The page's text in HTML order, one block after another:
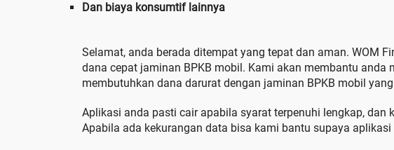
Dan biaya konsumtif lainnya
Selamat, anda berada ditempat yang tepat dan aman. WOM
dana cepat jaminan BPKB mobil. Kami akan membantu anda
membutuhkan dana darurat dengan jaminan BPKB mobil
Aplikasi anda pasti cair apabila syarat terpenuhi lengkap, dan
Apabila ada kekurangan data bisa kami bantu supaya